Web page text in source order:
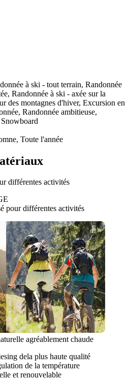
à ski - tout terrain, Randonnée
Randonnée à ski - axée sur la
des montagnes d'hiver, Excursion en
Randonnée ambitieuse,
Toute l'année
différentes activités
pour différentes activités
agréablement chaude
dela plus haute qualité
de la température
et renouvelable